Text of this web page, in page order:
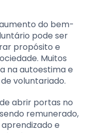
do bem-
pode ser
propósito e
Muitos
na autoestima e
voluntariado.
abrir portas no
remunerado,
e